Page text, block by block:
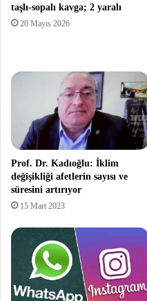
taşlı-sopalı kavga; 2 yaralı
20 Mayıs 2026
Prof. Dr. Kadıoğlu: İklim
değişikliği afetlerin sayısı ve
süresini artırıyor
15 Mart 2023